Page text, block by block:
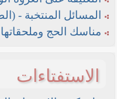
المسائل المنتخبة -
مناسك الحج وملحقاتها ـ
الاستفتاءات